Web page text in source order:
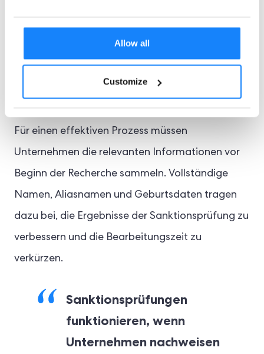
Allow all
Customize
Für einen effektiven Prozess müssen
Unternehmen die relevanten Informationen vor
Beginn der Recherche sammeln. Vollständige
Namen, Aliasnamen und Geburtsdaten tragen
dazu bei, die Ergebnisse der Sanktionsprüfung zu
verbessern und die Bearbeitungszeit zu
verkürzen.
Sanktionsprüfungen
funktionieren, wenn
Unternehmen nachweisen